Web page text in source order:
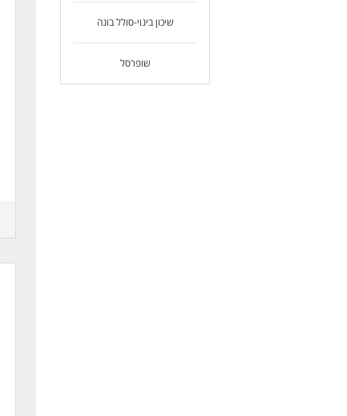
שיכון בינוי-סולל בונה
שופרסל